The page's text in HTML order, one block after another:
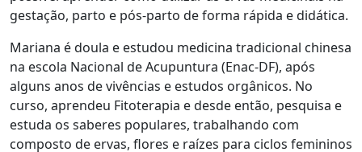
gestação, parto e pós-parto de forma rápida e didática.
Mariana é doula e estudou medicina tradicional chinesa
na escola Nacional de Acupuntura (Enac-DF), após
alguns anos de vivências e estudos orgânicos. No
curso, aprendeu Fitoterapia e desde então, pesquisa e
estuda os saberes populares, trabalhando com
composto de ervas, flores e raízes para ciclos femininos